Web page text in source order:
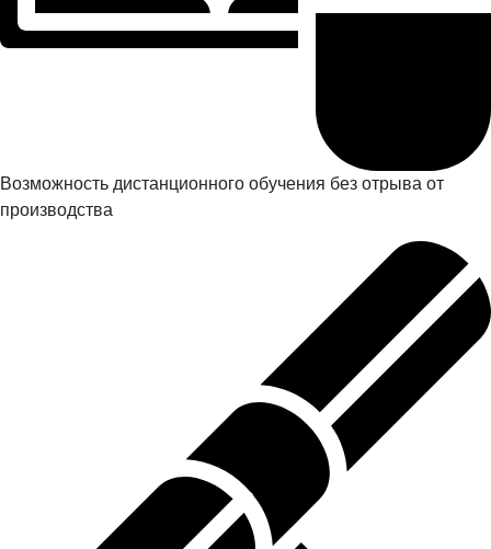
Возможность дистанционного обучения без отрыва от
производства